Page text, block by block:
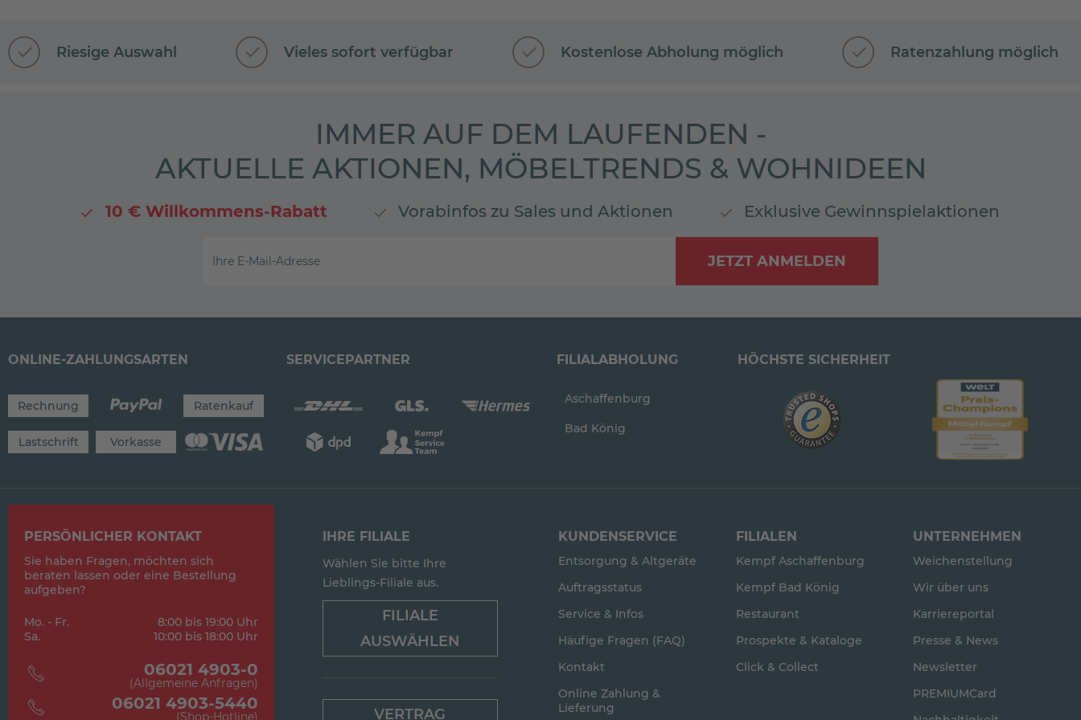
Riesige Auswahl Vieles sofort verfügbar Kostenlose Abholung möglich Ratenzahlung möglich
IMMER AUF DEM LAUFENDEN -
AKTUELLE AKTIONEN, MÖBELTRENDS & WOHNIDEEN
10 € Willkommens-Rabatt Vorabinfos zu Sales und Aktionen Exklusive Gewinnspielaktionen
JETZT ANMELDEN
Ihre E-Mail-Adresse
ONLINE-ZAHLUNGSARTEN
Rechnung Ratenkauf
Lastschrift Vorkasse
SERVICEPARTNER FILIALABHOLUNG
Aschaffenburg
Bad König
HÖCHSTE SICHERHEIT
PERSÖNLICHER KONTAKT
Sie haben Fragen, möchten sich
beraten lassen oder eine Bestellung
aufgeben?
Mo. - Fr.
8:00 bis 19:00 Uhr
Sa.
10:00 bis 18:00 Uhr
06021 4903-0
(Allgemeine Anfragen)
06021 4903-5440
(Shop-Hotline)
IHRE FILIALE
Wählen Sie bitte Ihre
Lieblings-Filiale aus.
FILIALE
AUSWÄHLEN
VERTRAG
KUNDENSERVICE
Entsorgung & Altgeräte
Auftragsstatus
Service & Infos
Häufige Fragen (FAQ)
Kontakt
Online Zahlung &
Lieferung
FILIALEN
Kempf Aschaffenburg
Kempf Bad König
Restaurant
Prospekte & Kataloge
Click & Collect
UNTERNEHMEN
Weichenstellung
Wir über uns
Karriereportal
Presse & News
Newsletter
PREMIUMCard